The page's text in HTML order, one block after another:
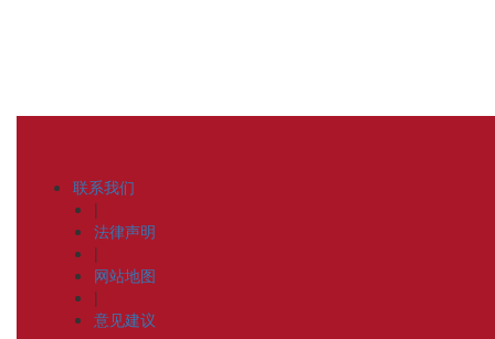
联系我们
|
法律声明
|
网站地图
|
意见建议